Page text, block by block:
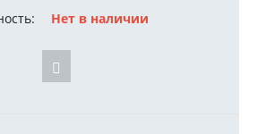
Нет в наличии